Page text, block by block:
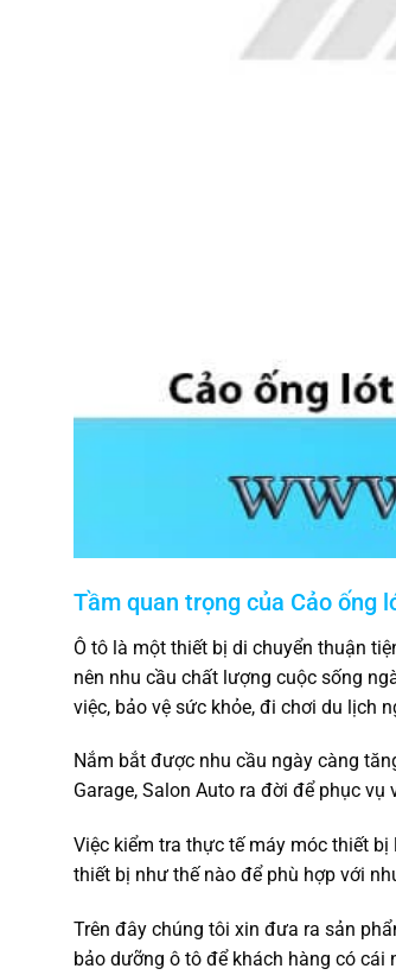
Tầm quan trọng của Cảo ống
Ô tô là một thiết bị di chuyển thuận
nên nhu cầu chất lượng cuộc sống
việc, bảo vệ sức khỏe, đi chơi du lịch
Nắm bắt được nhu cầu ngày càng
Garage, Salon Auto ra đời để phục
Việc kiểm tra thực tế máy móc thiết
thiết bị như thế nào để phù hợp với
Trên đây chúng tôi xin đưa ra sản
bảo dưỡng ô tô để khách hàng có cái